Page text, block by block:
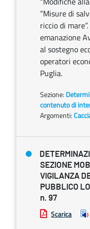
“Misure di
riccio di
emanazione
al sostegno
operatori
Puglia.
Sezione:
contenuto di
Argomenti:
SEZIONE
VIGILANZA
PUBBLICO
n. 97
Scarica